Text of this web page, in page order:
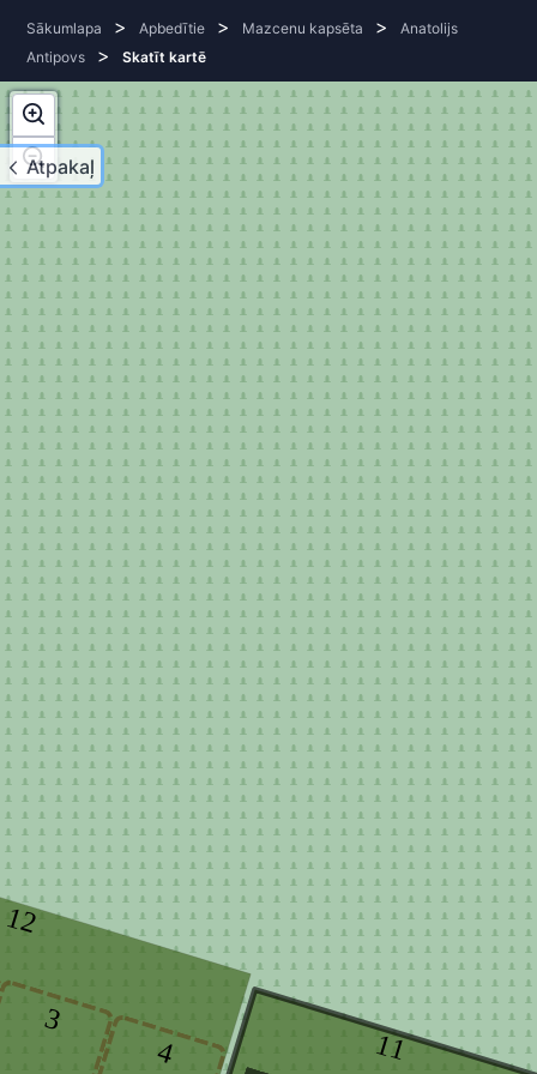
Atpakaļ
Sākumlapa > Apbedītie > Mazcenu kapsēta >
Anatolijs
Antipovs
> Skatīt kartē
11
12
3
4